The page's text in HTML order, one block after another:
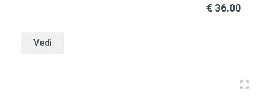
€ 36.00
Vedi